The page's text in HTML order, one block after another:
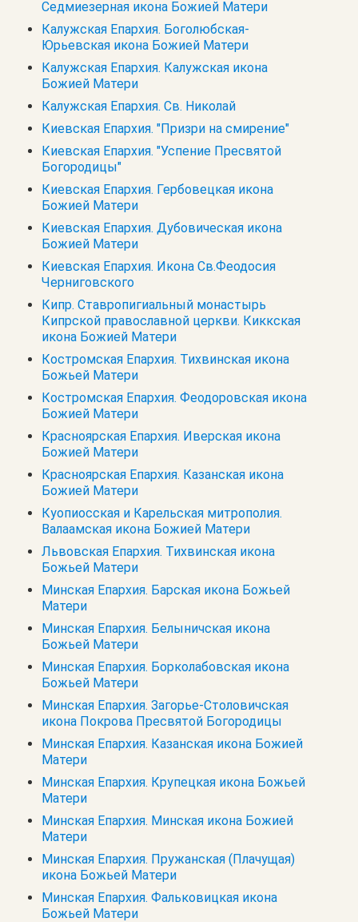
Седмиезерная икона Божией Матери
Калужская Епархия. Боголюбская-
Юрьевская икона Божией Матери
Калужская Епархия. Калужская икона
Божией Матери
Калужская Епархия. Св. Николай
Киевская Епархия. "Призри на смирение"
Киевская Епархия. "Успение Пресвятой
Богородицы"
Киевская Епархия. Гербовецкая икона
Божией Матери
Киевская Епархия. Дубовическая икона
Божией Матери
Киевская Епархия. Икона Св.Феодосия
Черниговского
Кипр. Cтавропигиальный монастырь
Кипрской православной церкви. Киккская
икона Божией Матери
Костромская Епархия. Тихвинская икона
Божьей Матери
Костромская Епархия. Феодоровская икона
Божией Матери
Красноярская Епархия. Иверская икона
Божией Матери
Красноярская Епархия. Казанская икона
Божией Матери
Куопиосская и Карельская митрополия.
Валаамская икона Божией Матери
Львовская Епархия. Тихвинская икона
Божьей Матери
Минская Епархия. Барская икона Божьей
Матери
Минская Епархия. Белыничская икона
Божьей Матери
Минская Епархия. Борколабовская икона
Божьей Матери
Минская Епархия. Загорье-Столовичская
икона Покрова Пресвятой Богородицы
Минская Епархия. Казанская икона Божией
Матери
Минская Епархия. Крупецкая икона Божьей
Матери
Минская Епархия. Минская икона Божией
Матери
Минская Епархия. Пружанская (Плачущая)
икона Божьей Матери
Минская Епархия. Фальковицкая икона
Божьей Матери